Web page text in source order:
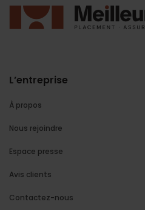
L’entreprise
À propos
Nous rejoindre
Espace presse
Avis clients
Contactez-nous